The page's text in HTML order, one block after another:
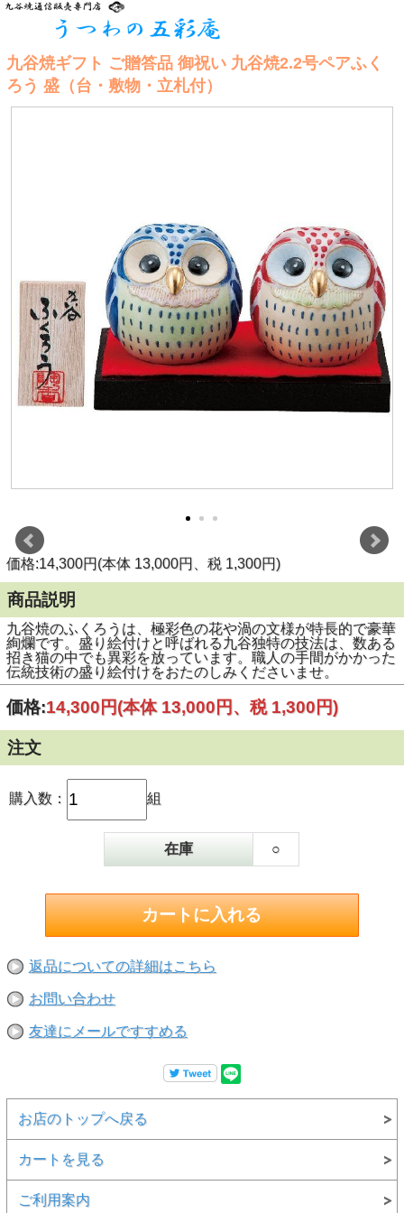
九谷焼ギフト ご贈答品 御祝い 九谷焼2.2号ペアふく
ろう 盛（台・敷物・立札付）
価格:14,300円(本体 13,000円、税 1,300円)
商品説明
九谷焼のふくろうは、極彩色の花や渦の文様が特長的で豪華
絢爛です。盛り絵付けと呼ばれる九谷独特の技法は、数ある
招き猫の中でも異彩を放っています。職人の手間がかかった
伝統技術の盛り絵付けをおたのしみくださいませ。
価格:14,300円(本体 13,000円、税 1,300円)
注文
購入数： 組
在庫 ○
返品についての詳細はこちら
お問い合わせ
友達にメールですすめる
お店のトップへ戻る
カートを見る
ご利用案内